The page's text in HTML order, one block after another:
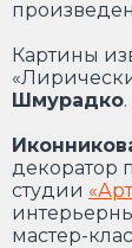
Картины
Шмурадко.
декоратор
студии
мастер-